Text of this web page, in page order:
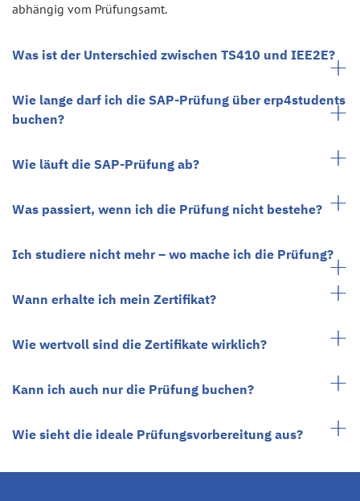
abhängig vom Prüfungsamt.
Was ist der Unterschied zwischen TS410 und IEE2E?
Wie lange darf ich die SAP-Prüfung über erp4students
buchen?
Wie läuft die SAP-Prüfung ab?
Was passiert, wenn ich die Prüfung nicht bestehe?
Ich studiere nicht mehr – wo mache ich die Prüfung?
Wann erhalte ich mein Zertifikat?
Wie wertvoll sind die Zertifikate wirklich?
Kann ich auch nur die Prüfung buchen?
Wie sieht die ideale Prüfungsvorbereitung aus?